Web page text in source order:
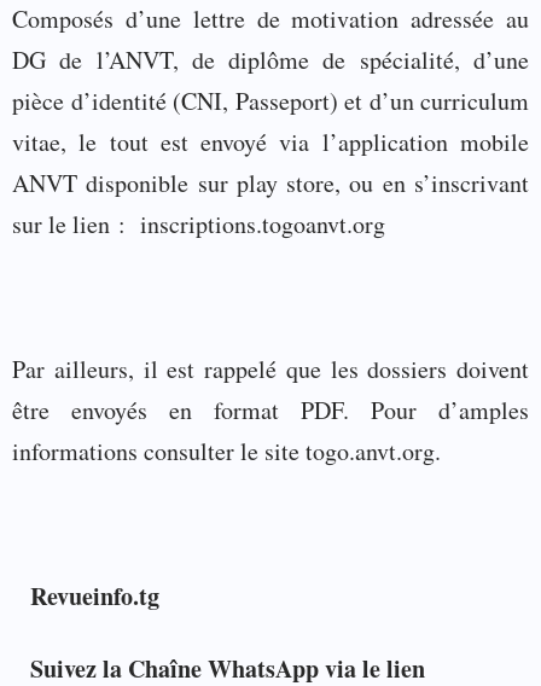
Composés d’une lettre de motivation adressée au
DG de l’ANVT, de diplôme de spécialité, d’une
pièce d’identité (CNI, Passeport) et d’un curriculum
vitae, le tout est envoyé via l’application mobile
ANVT disponible sur play store, ou en s’inscrivant
sur le lien : inscriptions.togoanvt.org
Par ailleurs, il est rappelé que les dossiers doivent
être envoyés en format PDF. Pour d’amples
informations consulter le site togo.anvt.org.
Revueinfo.tg
Suivez la Chaîne WhatsApp via le lien